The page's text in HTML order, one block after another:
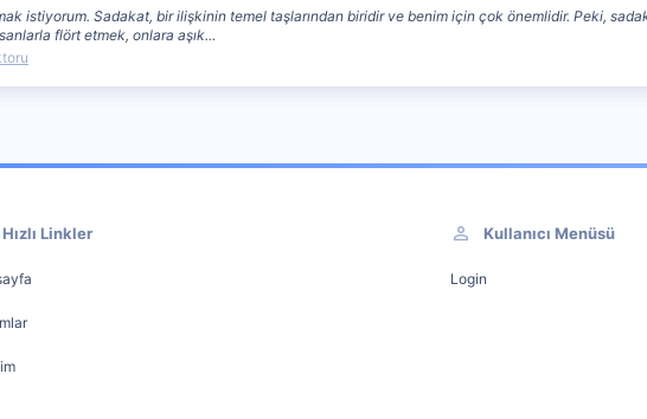
istiyorum. Sadakat, bir ilişkinin temel taşlarından biridir ve benim için çok önemlidir. Peki,
flört etmek, onlara aşık...
Hızlı Linkler Kullanıcı Menüsü
Login